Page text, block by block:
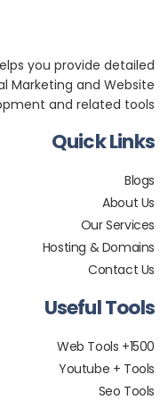
that helps you
Digital Marketing
Development and
Hosting